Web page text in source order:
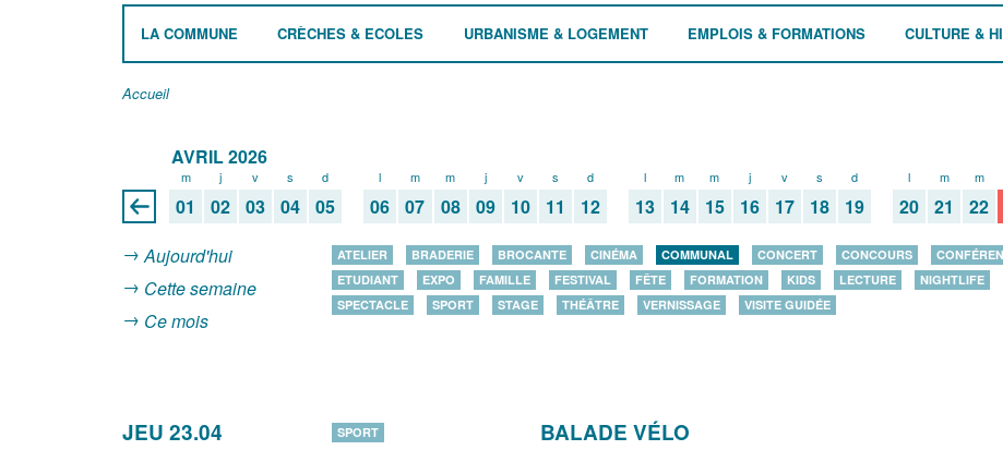
LA COMMUNE CRÈCHES & ECOLES URBANISME & LOGEMENT EMPLOIS & FORMATIONS CULTURE &
Accueil
AVRIL 2026
m
01
j
02
v
03
s
04
d
05
l
06
m
07
m
08
j
09
v
10
s
11
d
12
l
13
m
14
m
15
j
16
v
17
s
18
d
19
l
20
m
21
m
22
Aujourd'hui
Cette semaine
Ce mois
ATELIER BRADERIE BROCANTE CINÉMA COMMUNAL CONCERT CONCOURS
ETUDIANT
EXPO FAMILLE FESTIVAL FÊTE FORMATION KIDS LECTURE NIGHTLIFE
SPECTACLE
SPORT STAGE THÉÂTRE VERNISSAGE VISITE GUIDÉE
JEU 23.04
SPORT BALADE VÉLO